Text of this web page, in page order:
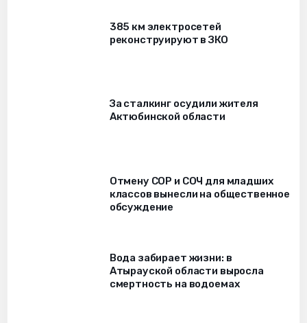
385 км электросетей
реконструируют в ЗКО
За сталкинг осудили жителя
Актюбинской области
Отмену СОР и СОЧ для младших
классов вынесли на общественное
обсуждение
Вода забирает жизни: в
Атырауской области выросла
смертность на водоемах